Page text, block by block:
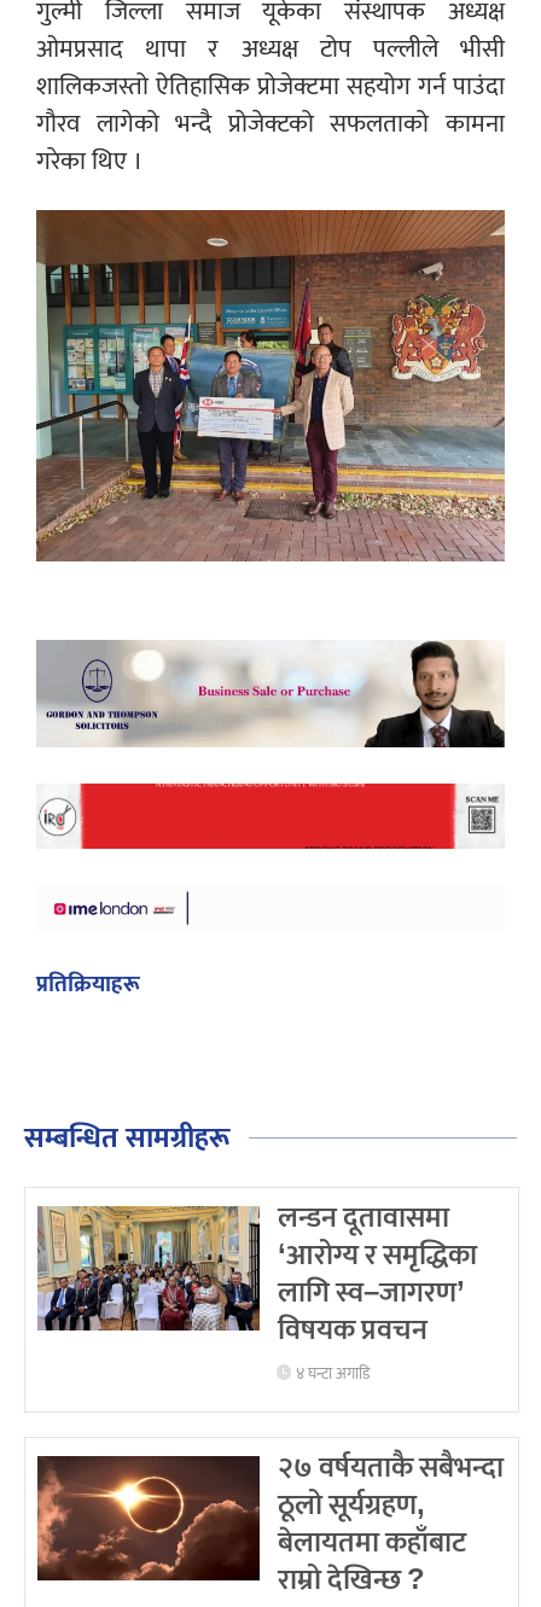
गुल्मी जिल्ला समाज यूकेका संस्थापक अध्यक्ष
ओमप्रसाद थापा र अध्यक्ष टोप पल्लीले भीसी
शालिकजस्तो ऐतिहासिक प्रोजेक्टमा सहयोग गर्न पाउंदा
गौरव लागेको भन्दै प्रोजेक्टको सफलताको कामना
गरेका थिए ।
प्रतिक्रियाहरू
सम्बन्धित सामग्रीहरू
लन्डन दूतावासमा
‘आरोग्य र समृद्धिका
लागि स्व–जागरण’
विषयक प्रवचन
४ घन्टा अगाडि
२७ वर्षयताकै सबैभन्दा
ठूलो सूर्यग्रहण,
बेलायतमा कहाँबाट
राम्रो देखिन्छ ?